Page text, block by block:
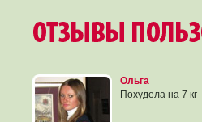
Ольга
Похудела на 7 кг